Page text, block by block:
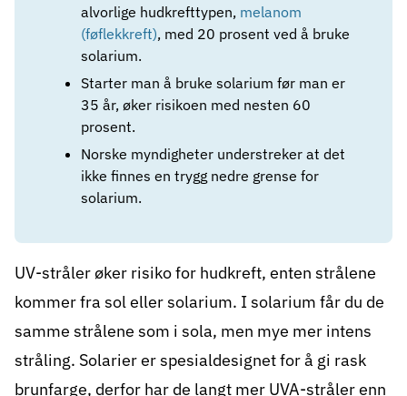
alvorlige hudkrefttypen, melanom
(føflekkreft), med 20 prosent ved å bruke
solarium.
Starter man å bruke solarium før man er
35 år, øker risikoen med nesten 60
prosent.
Norske myndigheter understreker at det
ikke finnes en trygg nedre grense for
solarium.
UV-stråler øker risiko for hudkreft, enten strålene
kommer fra sol eller solarium. I solarium får du de
samme strålene som i sola, men mye mer intens
stråling. Solarier er spesialdesignet for å gi rask
brunfarge, derfor har de langt mer UVA-stråler enn